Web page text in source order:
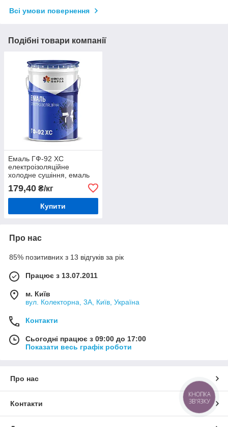
Всі умови повернення
Подібні товари компанії
Емаль ГФ-92 ХС
електроізоляційне
холодне сушіння, емаль
179,40 ₴/кг
Купити
Про нас
85% позитивних з 13 відгуків за рік
Працює з 13.07.2011
м. Київ
вул. Колекторна, 3А, Київ, Україна
Контакти
Сьогодні працює з 09:00 до 17:00
Показати весь графік роботи
Про нас
Контакти
КНОПКА
ЗВ'ЯЗКУ